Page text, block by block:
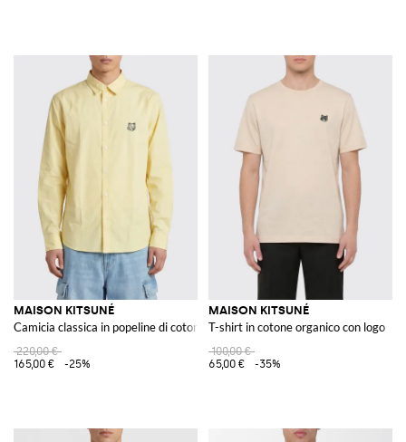
MAISON KITSUNÉ
Camicia classica in popeline di cotone
220,00 €
165,00 €
-25%
MAISON KITSUNÉ
T-shirt in cotone organico con logo
100,00 €
65,00 €
-35%